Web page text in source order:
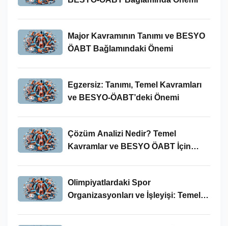
Major Kavramının Tanımı ve BESYO
ÖABT Bağlamındaki Önemi
Egzersiz: Tanımı, Temel Kavramları
ve BESYO-ÖABT’deki Önemi
Çözüm Analizi Nedir? Temel
Kavramlar ve BESYO ÖABT İçin
Olimpiyatlardaki Spor
Organizasyonları ve İşleyişi: Temel